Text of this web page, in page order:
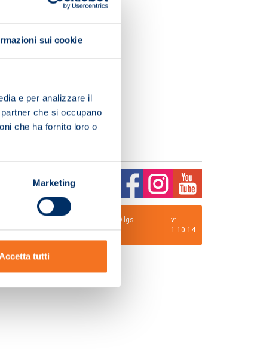
sui cookie
e per analizzare il
che si occupano
che ha fornito loro o
Marketing
Accetta tutti
La Società adotta il Codice Etico D.lgs.
v:
1.10.14